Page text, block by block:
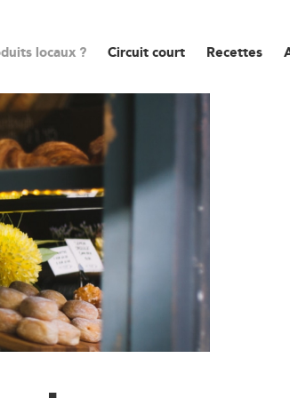
locaux ? Circuit court Recettes